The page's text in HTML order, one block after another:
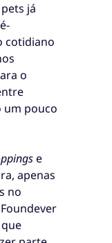
já
cotidiano
o
um pouco
e
apenas
no